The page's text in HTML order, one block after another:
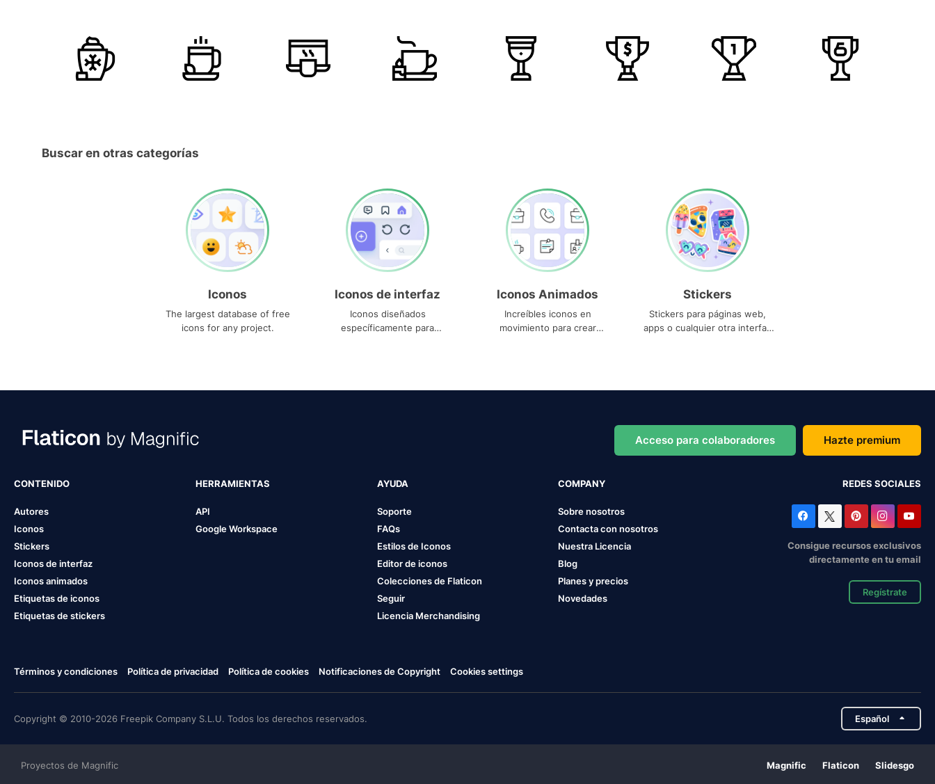
Buscar en otras categorías
Iconos
The largest database of free
icons for any project.
Iconos de interfaz
Iconos diseñados
específicamente para
Iconos Animados
Increíbles iconos en
movimiento para crear
Stickers
Stickers para páginas web,
apps o cualquier otra interfaz
Acceso para colaboradores Hazte premium
CONTENIDO
Autores
Iconos
Stickers
Iconos de interfaz
Iconos animados
Etiquetas de iconos
Etiquetas de stickers
HERRAMIENTAS
API
Google Workspace
AYUDA
Soporte
FAQs
Estilos de Iconos
Editor de iconos
Colecciones de Flaticon
Seguir
Licencia Merchandising
COMPANY
Sobre nosotros
Contacta con nosotros
Nuestra Licencia
Blog
Planes y precios
Novedades
REDES SOCIALES
Consigue recursos exclusivos
directamente en tu email
Regístrate
Términos y condiciones Política de privacidad Política de cookies Notificaciones de Copyright Cookies settings
Copyright © 2010-2026 Freepik Company S.L.U. Todos los derechos reservados. Español
Proyectos de Magnific Magnific Flaticon Slidesgo